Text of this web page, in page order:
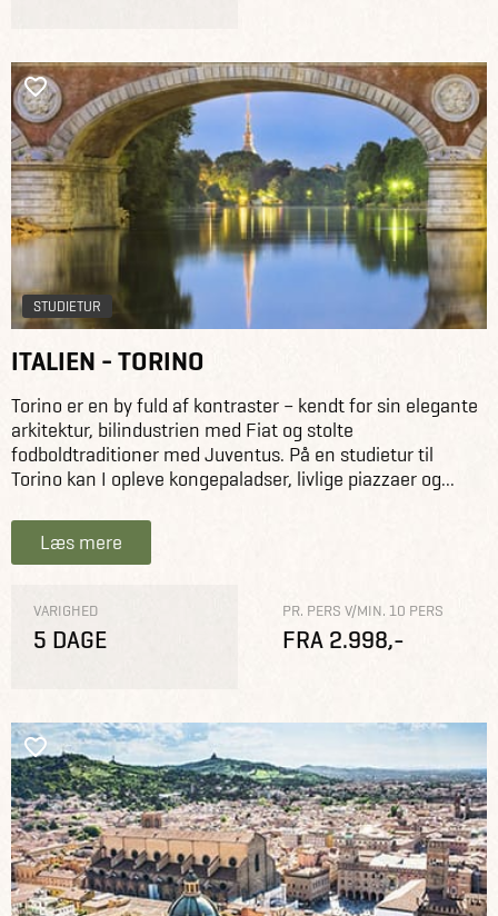
STUDIETUR
ITALIEN - TORINO
Torino er en by fuld af kontraster – kendt for sin elegante
arkitektur, bilindustrien med Fiat og stolte
fodboldtraditioner med Juventus. På en studietur til
Torino kan I opleve kongepaladser, livlige piazzaer og...
Læs mere
VARIGHED
5 DAGE
PR. PERS V/MIN. 10 PERS
FRA 2.998,-